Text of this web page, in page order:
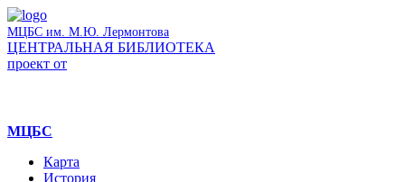
МЦБС им. М.Ю. Лермонтова
ЦЕНТРАЛЬНАЯ БИБЛИОТЕКА
проект от
МЦБС
Карта
История